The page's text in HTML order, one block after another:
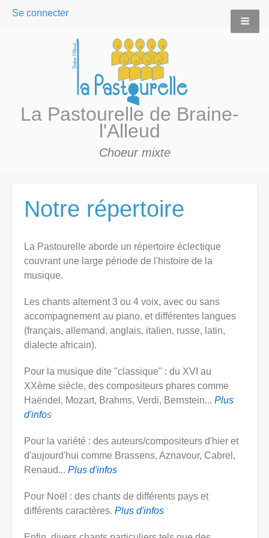
User
Se connecter
La Pastourelle de Braine-
l'Alleud
Choeur mixte
Notre répertoire
La Pastourelle aborde un répertoire éclectique
couvrant une large période de l'histoire de la
musique.
Les chants alternent 3 ou 4 voix, avec ou sans
accompagnement au piano, et différentes langues
(français, allemand, anglais, italien, russe, latin,
dialecte africain).
Pour la musique dite "classique" : du XVI au
XXème siècle, des compositeurs phares comme
Haëndel, Mozart, Brahms, Verdi, Bernstein... Plus
d'infos
Pour la variété : des auteurs/compositeurs d'hier et
d'aujourd'hui comme Brassens, Aznavour, Cabrel,
Renaud... Plus d'infos
Pour Noël : des chants de différents pays et
différents caractères. Plus d'infos